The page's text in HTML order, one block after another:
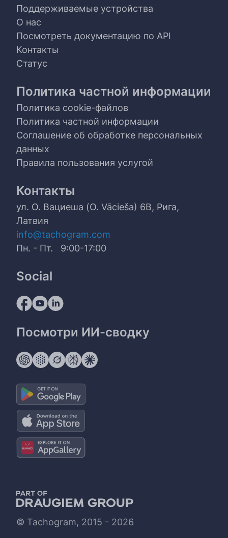
Поддерживаемые устройства
О нас
Посмотреть документацию по API
Контакты
Статус
Политика частной информации
Политика cookie-файлов
Политика частной информации
Соглашение об обработке персональных
данных
Правила пользования услугой
Контакты
ул. О. Вациеша (O. Vācieša) 6B, Рига,
Латвия
info@tachogram.com
Пн. - Пт. 9:00-17:00
Social
Посмотри ИИ-сводку
© Tachogram, 2015 - 2026